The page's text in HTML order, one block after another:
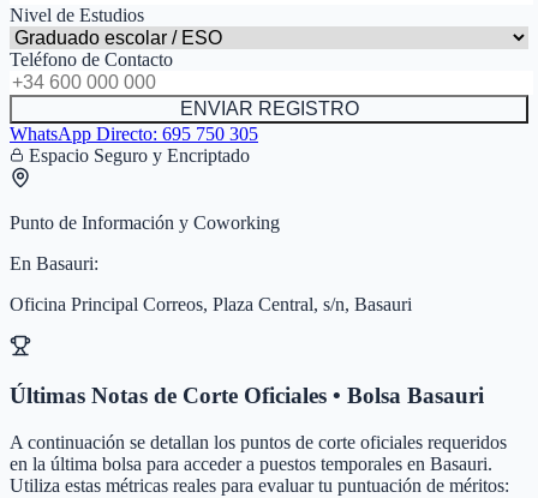
Nivel de Estudios
Teléfono de Contacto
ENVIAR REGISTRO
WhatsApp Directo: 695 750 305
Espacio Seguro y Encriptado
Punto de Información y Coworking
En Basauri:
Oficina Principal Correos, Plaza Central, s/n, Basauri
Últimas Notas de Corte Oficiales • Bolsa Basauri
A continuación se detallan los puntos de corte oficiales requeridos
en la última bolsa para acceder a puestos temporales en Basauri.
Utiliza estas métricas reales para evaluar tu puntuación de méritos: